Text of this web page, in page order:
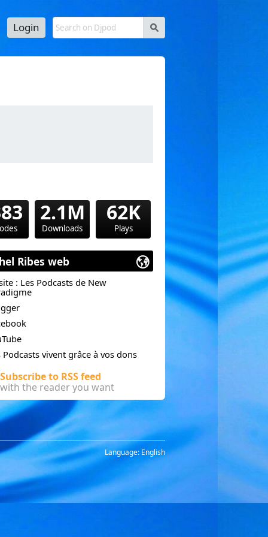
s
Login
@consciencedesoi9612
par les mots et par le cœur,
2.1M
Downloads
62K
Plays
Ribes web
: Les Podcasts de New
Podcasts vivent grâce à vos dons
Subscribe to RSS feed
with the reader you want
Language: English